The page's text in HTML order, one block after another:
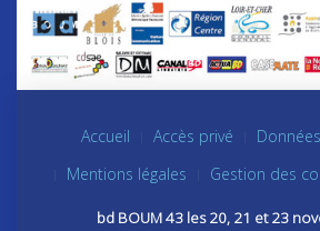
Accueil Accès privé
Mentions légales
Gestion des
bd BOUM 43 les 20, 21 et 23